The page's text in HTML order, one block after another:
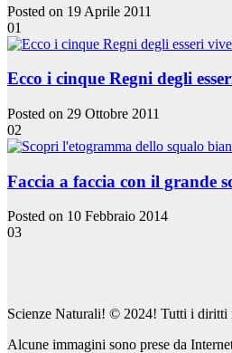
Posted on 19 Aprile 2011
01
Ecco i cinque Regni degli
Posted on 29 Ottobre 2011
02
Faccia a faccia con il grande
Posted on 10 Febbraio 2014
03
Scienze Naturali! © 2024! Tutti i diritti
Alcune immagini sono prese da